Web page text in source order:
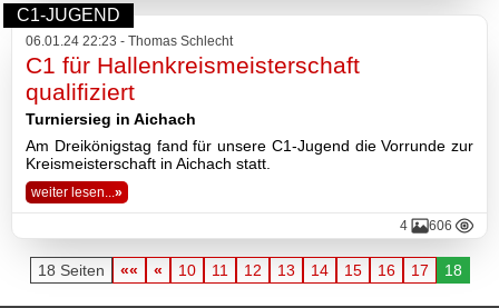
C1-JUGEND
06.01.24 22:23 - Thomas Schlecht
C1 für Hallenkreismeisterschaft
qualifiziert
Turniersieg in Aichach
Am Dreikönigstag fand für unsere C1-Jugend die Vorrunde zur
Kreismeisterschaft in Aichach statt.
weiter lesen... »
4 606
18 Seiten «« « 10 11 12 13 14 15 16 17 18